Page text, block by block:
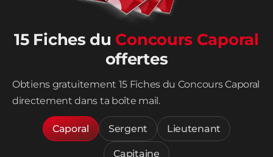
15 Fiches du Concours Caporal
offertes
Obtiens gratuitement 15 Fiches du Concours Caporal
directement dans ta boîte mail.
Caporal Sergent Lieutenant
Capitaine